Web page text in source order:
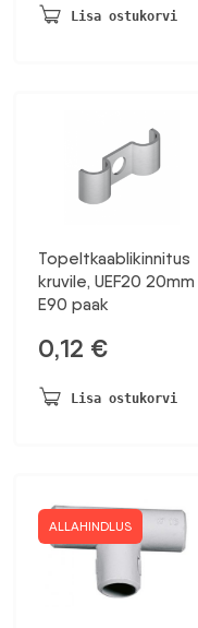
Lisa ostukorvi
Topeltkaablikinnitus
kruvile, UEF20 20mm
E90 paak
0,12 €
Lisa ostukorvi
ALLAHINDLUS